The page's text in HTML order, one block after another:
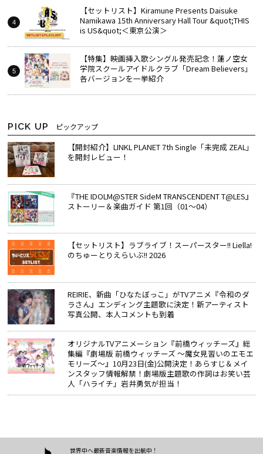
【セットリスト】Kiramune Presents Daisuke
Namikawa 15th Anniversary Hall Tour &quot;THIS
is US&quot;＜東京公演＞
【特集】映画挿入歌シングル発売記念！蓮ノ空女
学院スクールアイドルクラブ「Dream Believers」
各バージョンを一挙紹介
PICK UP ピックアップ
【開封紹介】LINKL PLANET 7th Single「未完成 ZEAL」
を開封レビュー！
『THE IDOLM@STER SideM TRANSCENDENT T@LES』
ストーリー＆楽曲ガイド 第1回（01～04）
【セットリスト】ラブライブ！スーパースター!! Liella!
のちゅーとりえらいぶ!! 2026
REIRIE、新曲「ひなたぼっこ」がTVアニメ『令和のダ
ラさん』エンディング主題歌に決定！新アーティスト
写真公開、本人コメントも到着
オリジナルTVアニメーション『前橋ウィッチーズ』総
集編『劇場版 前橋ウィッチーズ ～魔女見習いのエモエ
モリーズ～』10月23日(金)公開決定！あらすじ＆メイ
ンスタッフ情報解禁！劇場版主題歌の作詞はお笑い芸
人「ハライチ」岩井勇気が担当！
世界中へ最新音楽情報を出航中！